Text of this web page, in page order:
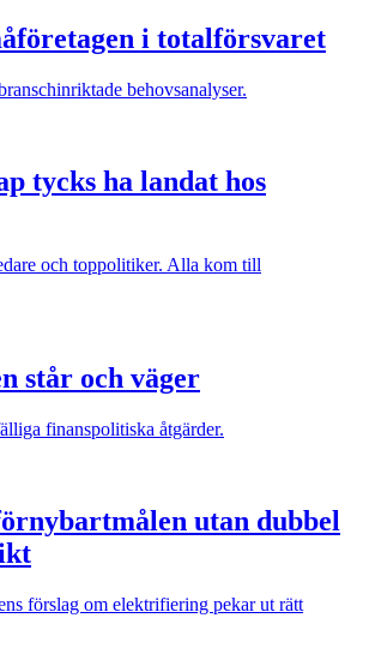
i totalförsvaret
behovsanalyser.
tycks ha landat hos
och toppolitiker. Alla kom till
står och väger
finanspolitiska åtgärder.
utan dubbel
förslag om elektrifiering pekar ut rätt